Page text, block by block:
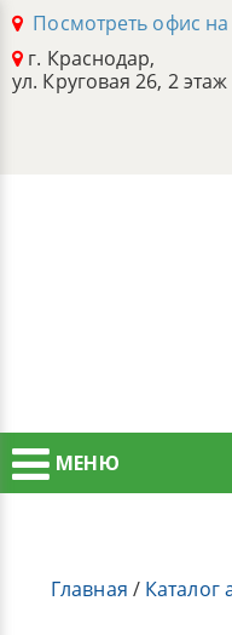
Посмотреть офис на
г. Краснодар,
ул. Круговая 26, 2 этаж
МЕНЮ
Главная / Каталог